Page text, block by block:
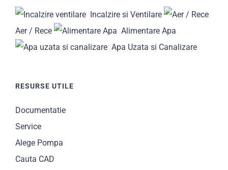
Incalzire si Ventilare
Aer / Rece
Alimentare Apa
Apa Uzata si Canalizare
RESURSE UTILE
Documentatie
Service
Alege Pompa
Cauta CAD